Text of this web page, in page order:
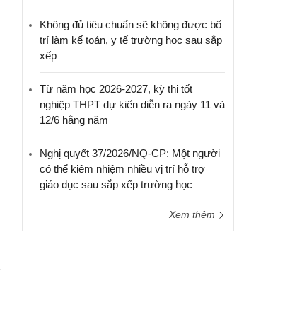
Không đủ tiêu chuẩn sẽ không được bố
trí làm kế toán, y tế trường học sau sắp
xếp
Từ năm học 2026-2027, kỳ thi tốt
nghiệp THPT dự kiến diễn ra ngày 11 và
12/6 hằng năm
Nghị quyết 37/2026/NQ-CP: Một người
có thể kiêm nhiệm nhiều vị trí hỗ trợ
giáo dục sau sắp xếp trường học
Xem thêm